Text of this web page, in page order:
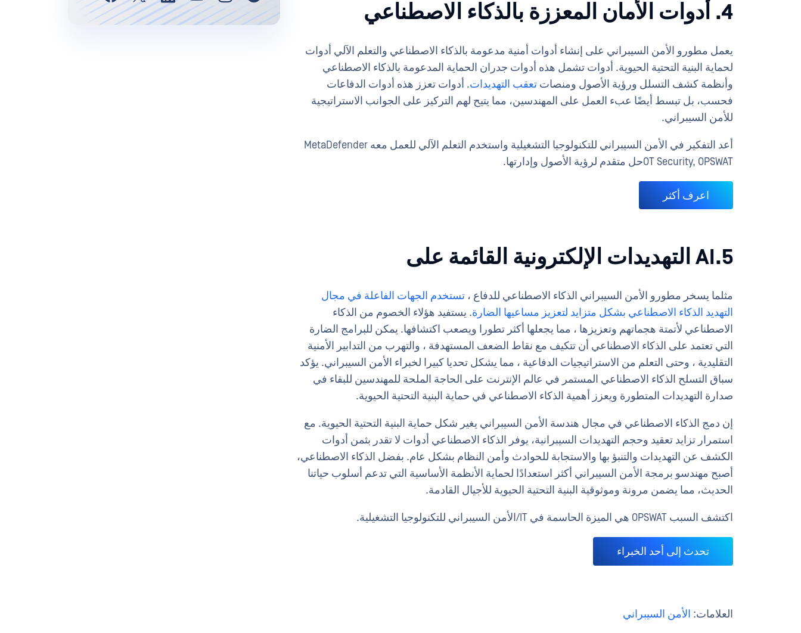
4. أدوات الأمان المعززة بالذكاء الاصطناعي
يعمل مطورو الأمن السيبراني على إنشاء أدوات أمنية مدعومة بالذكاء الاصطناعي والتعلم الآلي أدوات
لحماية البنية التحتية الحيوية. أدوات تشمل هذه أدوات جدران الحماية المدعومة بالذكاء الاصطناعي
وأنظمة كشف التسلل ورؤية الأصول ومنصات تعقب التهديدات. أدوات تعزز هذه أدوات الدفاعات
فحسب، بل تبسط أيضًا عبء العمل على المهندسين، مما يتيح لهم التركيز على الجوانب الاستراتيجية
للأمن السيبراني.
أعد التفكير في الأمن السيبراني للتكنولوجيا التشغيلية واستخدم التعلم الآلي للعمل معه MetaDefender
OT Security, OPSWATحل متقدم لرؤية الأصول وإدارتها.
اعرف أكثر
5.AI التهديدات الإلكترونية القائمة على
مثلما يسخر مطورو الأمن السيبراني الذكاء الاصطناعي للدفاع ، تستخدم الجهات الفاعلة في مجال
التهديد الذكاء الاصطناعي بشكل متزايد لتعزيز مساعيها الضارة. يستفيد هؤلاء الخصوم من الذكاء
الاصطناعي لأتمتة هجماتهم وتعزيزها ، مما يجعلها أكثر تطورا ويصعب اكتشافها. يمكن للبرامج الضارة
التي تعتمد على الذكاء الاصطناعي أن تتكيف مع نقاط الضعف المستهدفة ، والتهرب من التدابير الأمنية
التقليدية ، وحتى التعلم من الاستراتيجيات الدفاعية ، مما يشكل تحديا كبيرا لخبراء الأمن السيبراني. يؤكد
سباق التسلح الذكاء الاصطناعي المستمر في عالم الإنترنت على الحاجة الملحة للمهندسين للبقاء في
صدارة التهديدات المتطورة ويعزز أهمية الذكاء الاصطناعي في حماية البنية التحتية الحيوية.
إن دمج الذكاء الاصطناعي في مجال هندسة الأمن السيبراني يغير شكل حماية البنية التحتية الحيوية. مع
استمرار تزايد تعقيد وحجم التهديدات السيبرانية، يوفر الذكاء الاصطناعي أدوات لا تقدر بثمن أدوات
الكشف عن التهديدات والتنبؤ بها والاستجابة للحوادث وأمن النظام بشكل عام. بفضل الذكاء الاصطناعي،
أصبح مهندسو برمجة الأمن السيبراني أكثر استعدادًا لحماية الأنظمة الأساسية التي تدعم أسلوب حياتنا
الحديث، مما يضمن مرونة وموثوقية البنية التحتية الحيوية للأجيال القادمة.
اكتشف السبب OPSWAT هي الميزة الحاسمة في IT/الأمن السيبراني للتكنولوجيا التشغيلية.
تحدث إلى أحد الخبراء
العلامات: الأمن السيبراني